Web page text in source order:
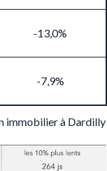
-13,0%
-7,9%
immobilier à Dardilly